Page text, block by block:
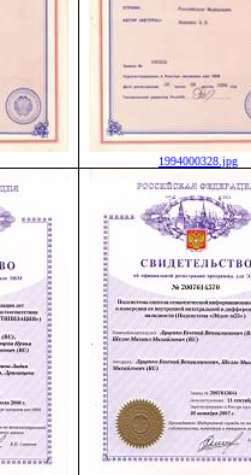
1994000328.jpg